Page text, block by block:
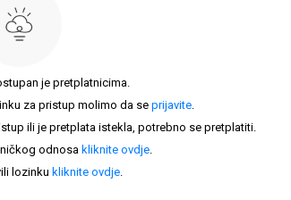
je pretplatnicima.
za pristup molimo da seprijavite.
ili je pretplata istekla, potrebno se pretplatiti.
odnosa kliknite ovdje.
lozinku kliknite ovdje.